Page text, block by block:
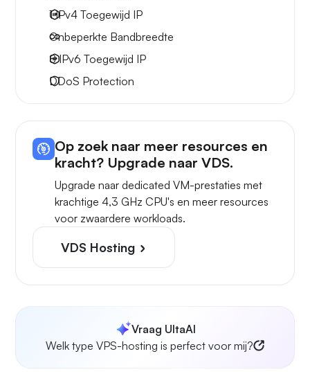
1 IPv4 Toegewijd IP
Onbeperkte Bandbreedte
8 IPv6 Toegewijd IP
DDoS Protection
Op zoek naar meer resources en
kracht? Upgrade naar VDS.
Upgrade naar dedicated VM-prestaties met
krachtige 4,3 GHz CPU's en meer resources
voor zwaardere workloads.
VDS Hosting
Vraag UltaAI
Welk type VPS-hosting is perfect voor mij?